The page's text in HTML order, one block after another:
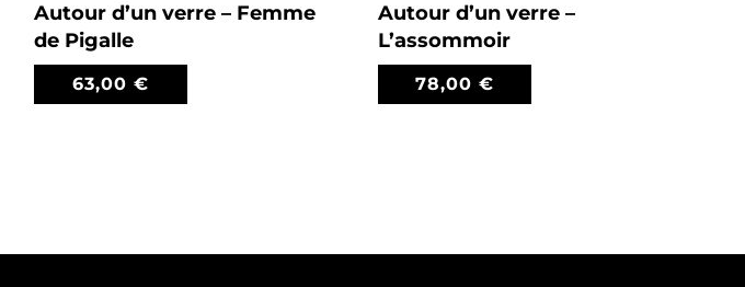
Autour d’un verre – Femme
de Pigalle
63,00 €
Autour d’un verre –
L’assommoir
78,00 €